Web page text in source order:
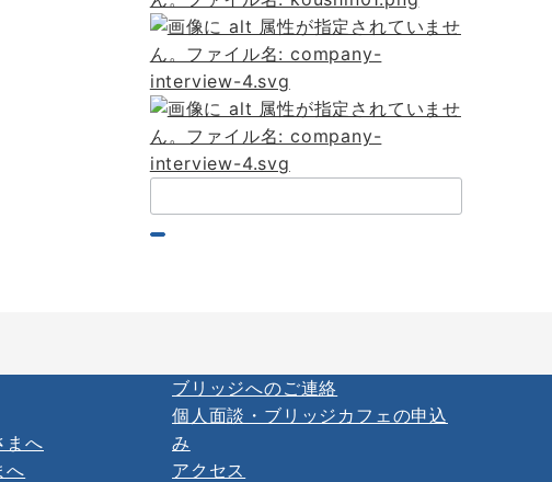
索：
まへ
へ
ブリッジへのご連絡
個人面談・ブリッジカフェの申込
み
アクセス